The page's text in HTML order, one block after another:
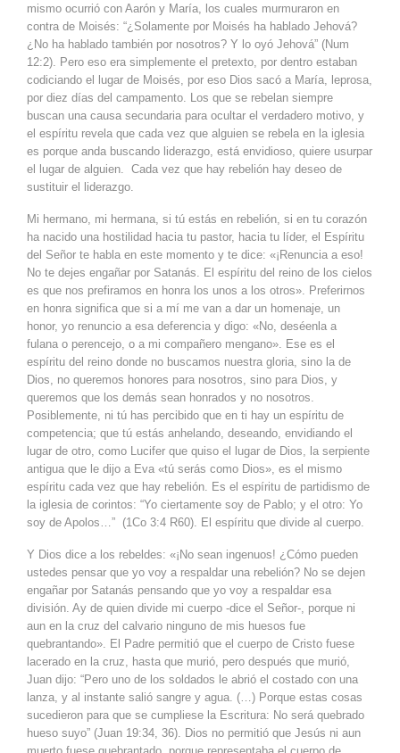
mismo ocurrió con Aarón y María, los cuales murmuraron en
contra de Moisés: “¿Solamente por Moisés ha hablado Jehová?
¿No ha hablado también por nosotros? Y lo oyó Jehová” (Num
12:2). Pero eso era simplemente el pretexto, por dentro estaban
codiciando el lugar de Moisés, por eso Dios sacó a María, leprosa,
por diez días del campamento. Los que se rebelan siempre
buscan una causa secundaria para ocultar el verdadero motivo, y
el espíritu revela que cada vez que alguien se rebela en la iglesia
es porque anda buscando liderazgo, está envidioso, quiere usurpar
el lugar de alguien. Cada vez que hay rebelión hay deseo de
sustituir el liderazgo.
Mi hermano, mi hermana, si tú estás en rebelión, si en tu corazón
ha nacido una hostilidad hacia tu pastor, hacia tu líder, el Espíritu
del Señor te habla en este momento y te dice: «¡Renuncia a eso!
No te dejes engañar por Satanás. El espíritu del reino de los cielos
es que nos prefiramos en honra los unos a los otros». Preferirnos
en honra significa que si a mí me van a dar un homenaje, un
honor, yo renuncio a esa deferencia y digo: «No, deséenla a
fulana o perencejo, o a mi compañero mengano». Ese es el
espíritu del reino donde no buscamos nuestra gloria, sino la de
Dios, no queremos honores para nosotros, sino para Dios, y
queremos que los demás sean honrados y no nosotros.
Posiblemente, ni tú has percibido que en ti hay un espíritu de
competencia; que tú estás anhelando, deseando, envidiando el
lugar de otro, como Lucifer que quiso el lugar de Dios, la serpiente
antigua que le dijo a Eva «tú serás como Dios», es el mismo
espíritu cada vez que hay rebelión. Es el espíritu de partidismo de
la iglesia de corintos: “Yo ciertamente soy de Pablo; y el otro: Yo
soy de Apolos…” (1Co 3:4 R60). El espíritu que divide al cuerpo.
Y Dios dice a los rebeldes: «¡No sean ingenuos! ¿Cómo pueden
ustedes pensar que yo voy a respaldar una rebelión? No se dejen
engañar por Satanás pensando que yo voy a respaldar esa
división. Ay de quien divide mi cuerpo -dice el Señor-, porque ni
aun en la cruz del calvario ninguno de mis huesos fue
quebrantando». El Padre permitió que el cuerpo de Cristo fuese
lacerado en la cruz, hasta que murió, pero después que murió,
Juan dijo: “Pero uno de los soldados le abrió el costado con una
lanza, y al instante salió sangre y agua. (…) Porque estas cosas
sucedieron para que se cumpliese la Escritura: No será quebrado
hueso suyo” (Juan 19:34, 36). Dios no permitió que Jesús ni aun